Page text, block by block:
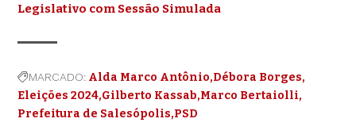
Legislativo com Sessão Simulada
MARCADO: Alda Marco Antônio Débora Borges
Eleições 2024 Gilberto Kassab Marco Bertaiolli
Prefeitura de Salesópolis PSD